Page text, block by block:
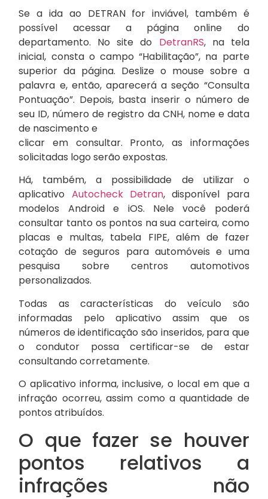
Se a ida ao DETRAN for inviável, também é
possível acessar a página online do
departamento. No site do DetranRS, na tela
inicial, consta o campo “Habilitação”, na parte
superior da página. Deslize o mouse sobre a
palavra e, então, aparecerá a seção “Consulta
Pontuação”. Depois, basta inserir o número de
seu ID, número de registro da CNH, nome e data
de nascimento e
clicar em consultar. Pronto, as informações
solicitadas logo serão expostas.
Há, também, a possibilidade de utilizar o
aplicativo Autocheck Detran, disponível para
modelos Android e iOS. Nele você poderá
consultar tanto os pontos na sua carteira, como
placas e multas, tabela FIPE, além de fazer
cotação de seguros para automóveis e uma
pesquisa sobre centros automotivos
personalizados.
Todas as características do veículo são
informadas pelo aplicativo assim que os
números de identificação são inseridos, para que
o condutor possa certificar-se de estar
consultando corretamente.
O aplicativo informa, inclusive, o local em que a
infração ocorreu, assim como a quantidade de
pontos atribuídos.
O que fazer se houver
pontos relativos a
infrações não